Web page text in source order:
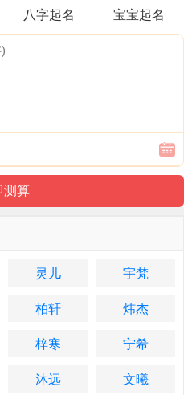
八字起名 宝宝起名
灵儿
宇梵
柏轩
炜杰
梓寒
宁希
沐远
文曦